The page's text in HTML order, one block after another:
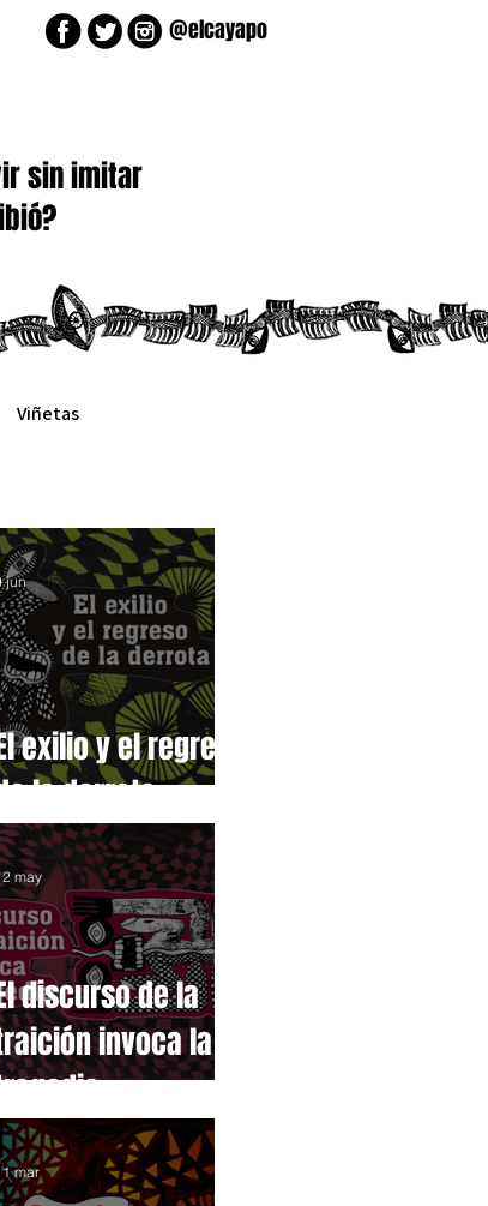
@elcayapo
sin imitar
Viñetas
exilio y el regreso
la derrota
jun
discurso de la
invoca la
may
mar